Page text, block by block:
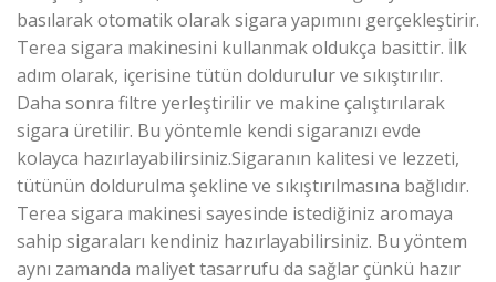
basılarak otomatik olarak sigara yapımını gerçekleştirir.
Terea sigara makinesini kullanmak oldukça basittir. İlk
adım olarak, içerisine tütün doldurulur ve sıkıştırılır.
Daha sonra filtre yerleştirilir ve makine çalıştırılarak
sigara üretilir. Bu yöntemle kendi sigaranızı evde
kolayca hazırlayabilirsiniz.Sigaranın kalitesi ve lezzeti,
tütünün doldurulma şekline ve sıkıştırılmasına bağlıdır.
Terea sigara makinesi sayesinde istediğiniz aromaya
sahip sigaraları kendiniz hazırlayabilirsiniz. Bu yöntem
aynı zamanda maliyet tasarrufu da sağlar çünkü hazır